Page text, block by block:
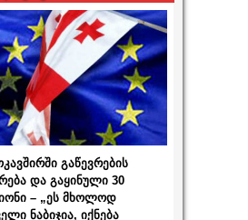
გაწევრების
და გაყინული 30
– „ეს მხოლოდ
ნაბიჯია, იქნება